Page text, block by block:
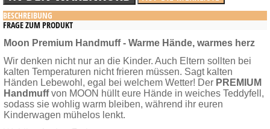
BESCHREIBUNG
FRAGE ZUM PRODUKT
Moon Premium Handmuff - Warme Hände, warmes herz
Wir denken nicht nur an die Kinder. Auch Eltern sollten bei
kalten Temperaturen nicht frieren müssen. Sagt kalten
Händen Lebewohl, egal bei welchem Wetter! Der PREMIUM
Handmuffvon MOON hüllt eure Hände in weiches Teddyfell,
sodass sie wohlig warm bleiben, während ihr euren
Kinderwagen mühelos lenkt.